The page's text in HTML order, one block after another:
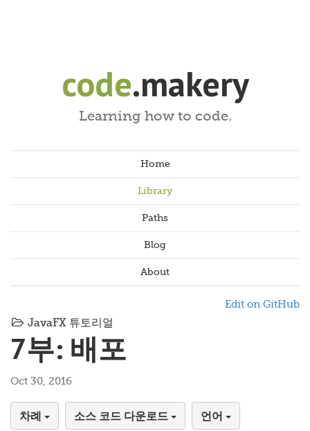
code.makery
Learning how to code.
Home
Library
Paths
Blog
About
Edit on GitHub
JavaFX 튜토리얼
7부: 배포
Oct 30, 2016
차례 소스 코드 다운로드 언어